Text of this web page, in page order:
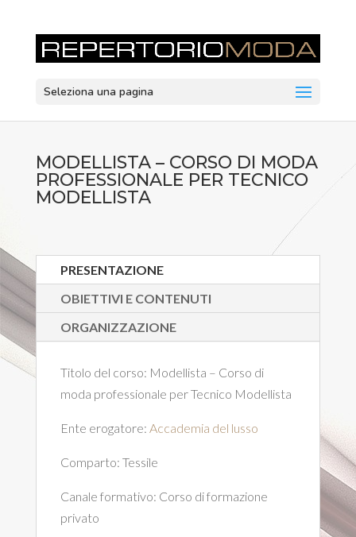
Seleziona una pagina
MODELLISTA – CORSO DI MODA
PROFESSIONALE PER TECNICO
MODELLISTA
PRESENTAZIONE
OBIETTIVI E CONTENUTI
ORGANIZZAZIONE
Titolo del corso: Modellista – Corso di
moda professionale per Tecnico Modellista
Ente erogatore: Accademia del lusso
Comparto: Tessile
Canale formativo: Corso di formazione
privato